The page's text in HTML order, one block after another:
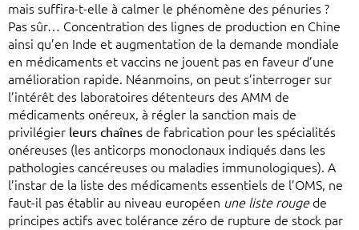
mais suffira-t-elle à calmer le phénomène des pénuries ?
Pas sûr… Concentration des lignes de production en Chine
ainsi qu’en Inde et augmentation de la demande mondiale
en médicaments et vaccins ne jouent pas en faveur d’une
amélioration rapide. Néanmoins, on peut s’interroger sur
l’intérêt des laboratoires détenteurs des AMM de
médicaments onéreux, à régler la sanction mais de
privilégier leurs chaînes de fabrication pour les spécialités
onéreuses (les anticorps monoclonaux indiqués dans les
pathologies cancéreuses ou maladies immunologiques). A
l’instar de la liste des médicaments essentiels de l’OMS, ne
faut-il pas établir au niveau européen une liste rougede
principes actifs avec tolérance zéro de rupture de stock par